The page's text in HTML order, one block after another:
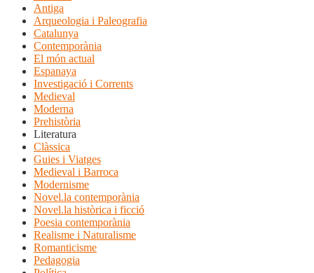
Antiga
Arqueologia i Paleografia
Catalunya
Contemporània
El món actual
Espanaya
Investigació i Corrents
Medieval
Moderna
Prehistòria
Literatura
Clàssica
Guies i Viatges
Medieval i Barroca
Modernisme
Novel.la contemporània
Novel.la històrica i ficció
Poesia contemporània
Realisme i Naturalisme
Romanticisme
Pedagogia